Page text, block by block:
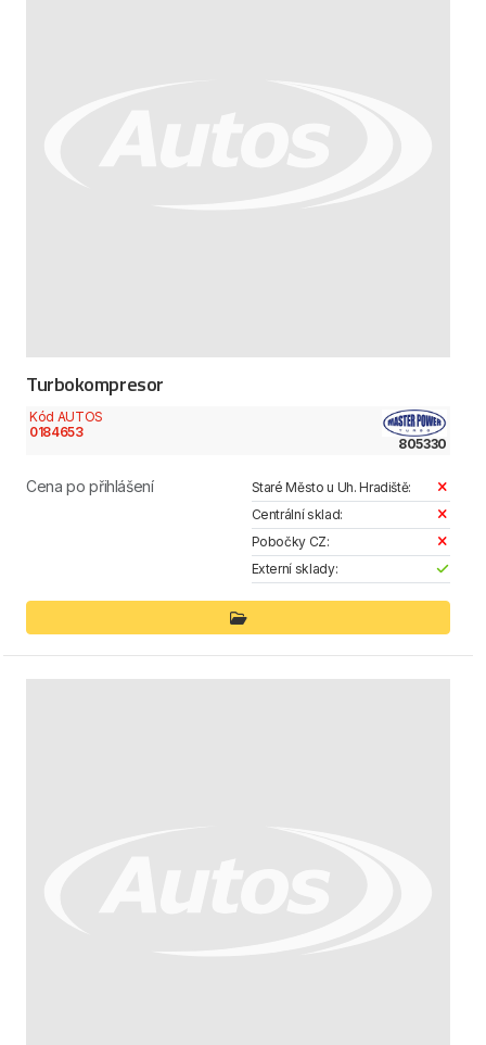
Turbokompresor
Kód AUTOS
0184653
805330
Cena po přihlášení
Staré Město u Uh. Hradiště:
Centrální sklad:
Pobočky CZ:
Externí sklady: